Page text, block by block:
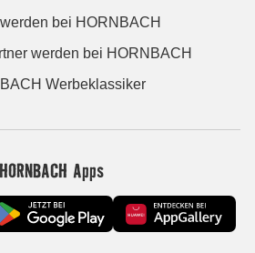
bei HORNBACH
werden bei HORNBACH
Werbeklassiker
HORNBACH Apps